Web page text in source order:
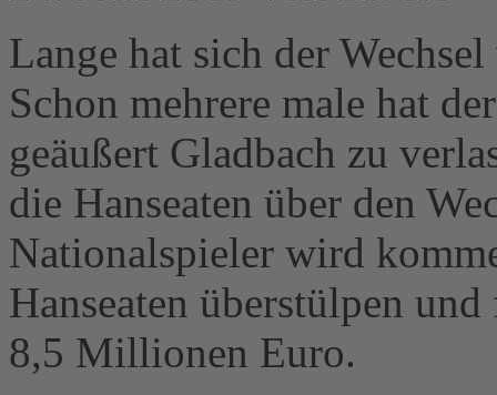
Lange hat sich der
Schon mehrere male hat
geäußert Gladbach zu
die Hanseaten über den
Nationalspieler wird
Hanseaten überstülpen
8,5 Millionen Euro.